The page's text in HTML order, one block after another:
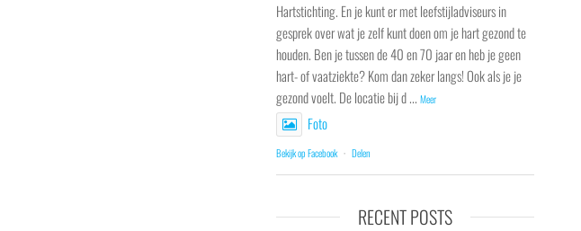
Hartstichting. En je kunt er met leefstijladviseurs in
gesprek over wat je zelf kunt doen om je hart gezond te
houden. Ben je tussen de 40 en 70 jaar en heb je geen
hart- of vaatziekte? Kom dan zeker langs! Ook als je je
gezond voelt. De locatie bij d ... Meer
Foto
Bekijk op Facebook · Delen
RECENT POSTS